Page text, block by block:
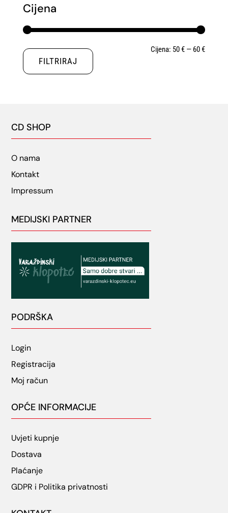
Cijena
Min
Maks
FILTRIRAJ
Cijena: 50 € — 60 €
CD SHOP
O nama
Kontakt
Impressum
MEDIJSKI PARTNER
PODRŠKA
Login
Registracija
Moj račun
OPĆE INFORMACIJE
Uvjeti kupnje
Dostava
Plaćanje
GDPR i Politika privatnosti